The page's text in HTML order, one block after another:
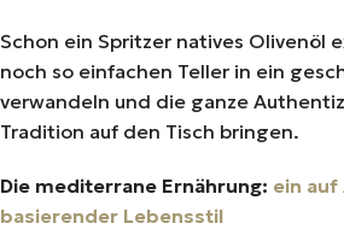
Schon ein Spritzer natives Olivenöl
noch so einfachen Teller in ein
verwandeln und die ganze
Tradition auf den Tisch bringen.
Die mediterrane Ernährung: ein
basierender Lebensstil